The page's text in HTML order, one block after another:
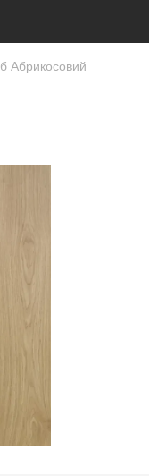
Абрикосовий